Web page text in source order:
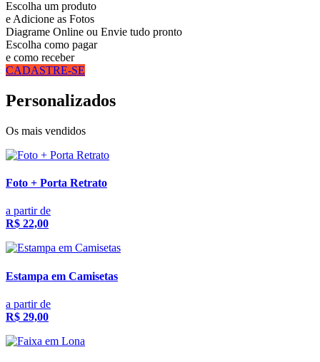
Escolha um produto
e Adicione as Fotos
Diagrame Online ou Envie tudo pronto
Escolha como pagar
e como receber
CADASTRE-SE
Personalizados
Os mais vendidos
Foto + Porta Retrato
a partir de
R$ 22,00
Estampa em Camisetas
a partir de
R$ 29,00